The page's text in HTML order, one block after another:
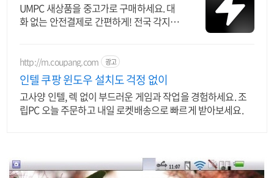
UMPC 새상품을 중고가로 구매하세요. 대
화 없는 안전결제로 간편하게! 전국 각지에
http://m.coupang.com 광고
인텔 쿠팡 윈도우 설치도 걱정 없이
고사양 인텔, 렉 없이 부드러운 게임과 작업을 경험하세요. 조
립PC 오늘 주문하고 내일 로켓배송으로 빠르게 받아보세요.